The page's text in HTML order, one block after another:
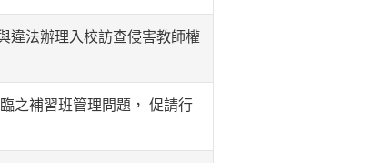
違法辦理入校訪查侵害教師權
之補習班管理問題， 促請行